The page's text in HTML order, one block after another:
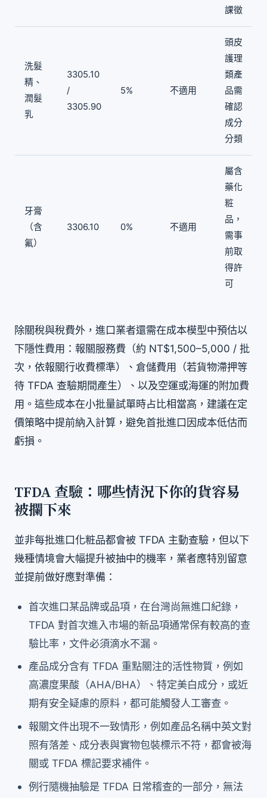
課徵
洗髮
精、
潤髮
乳
3305.10
/
3305.90
5% 不適用
頭皮
護理
類產
品需
確認
成分
分類
牙膏
（含
氟）
3306.10 0% 不適用
屬含
藥化
粧
品，
需事
前取
得許
可
除關稅與稅費外，進口業者還需在成本模型中預估以
下隱性費用：報關服務費（約 NT$1,500–5,000 / 批
次，依報關行收費標準）、倉儲費用（若貨物滯押等
待 TFDA 查驗期間產生）、以及空運或海運的附加費
用。這些成本在小批量試單時占比相當高，建議在定
價策略中提前納入計算，避免首批進口因成本低估而
虧損。
TFDA 查驗：哪些情況下你的貨容易
被攔下來
並非每批進口化粧品都會被 TFDA 主動查驗，但以下
幾種情境會大幅提升被抽中的機率，業者應特別留意
並提前做好應對準備：
首次進口某品牌或品項，在台灣尚無進口紀錄，
TFDA 對首次進入市場的新品項通常保有較高的查
驗比率，文件必須滴水不漏。
產品成分含有 TFDA 重點關注的活性物質，例如
高濃度果酸（AHA/BHA）、特定美白成分，或近
期有安全疑慮的原料，都可能觸發人工審查。
報關文件出現不一致情形，例如產品名稱中英文對
照有落差、成分表與實物包裝標示不符，都會被海
關或 TFDA 標記要求補件。
例行隨機抽驗是 TFDA 日常稽查的一部分，無法